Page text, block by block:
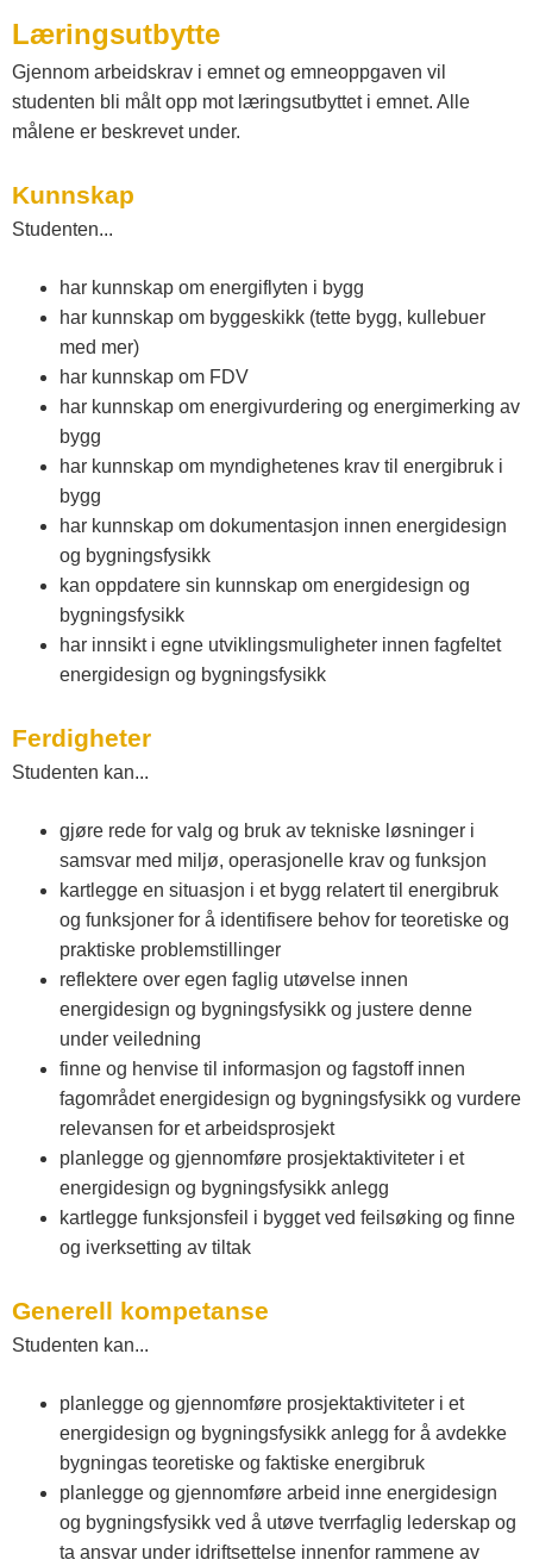
l
d
o
g
t
e
l
e
m
a
r
k
Læringsutbytte
Gjennom arbeidskrav i emnet og emneoppgaven vil
studenten bli målt opp mot læringsutbyttet i emnet. Alle
målene er beskrevet under.
Kunnskap
Studenten...
har kunnskap om energiflyten i bygg
har kunnskap om byggeskikk (tette bygg, kullebuer
med mer)
har kunnskap om FDV
har kunnskap om energivurdering og energimerking av
bygg
har kunnskap om myndighetenes krav til energibruk i
bygg
har kunnskap om dokumentasjon innen energidesign
og bygningsfysikk
kan oppdatere sin kunnskap om energidesign og
bygningsfysikk
har innsikt i egne utviklingsmuligheter innen fagfeltet
energidesign og bygningsfysikk
Ferdigheter
Studenten kan...
gjøre rede for valg og bruk av tekniske løsninger i
samsvar med miljø, operasjonelle krav og funksjon
kartlegge en situasjon i et bygg relatert til energibruk
og funksjoner for å identifisere behov for teoretiske og
praktiske problemstillinger
reflektere over egen faglig utøvelse innen
energidesign og bygningsfysikk og justere denne
under veiledning
finne og henvise til informasjon og fagstoff innen
fagområdet energidesign og bygningsfysikk og vurdere
relevansen for et arbeidsprosjekt
planlegge og gjennomføre prosjektaktiviteter i et
energidesign og bygningsfysikk anlegg
kartlegge funksjonsfeil i bygget ved feilsøking og finne
og iverksetting av tiltak
Generell kompetanse
Studenten kan...
planlegge og gjennomføre prosjektaktiviteter i et
energidesign og bygningsfysikk anlegg for å avdekke
bygningas teoretiske og faktiske energibruk
planlegge og gjennomføre arbeid inne energidesign
og bygningsfysikk ved å utøve tverrfaglig lederskap og
ta ansvar under idriftsettelse innenfor rammene av